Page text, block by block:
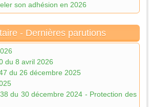
son adhésion en 2026
- Dernières parutions
du 8 avril 2026
du 26 décembre 2025
du 30 décembre 2024 - Protection des